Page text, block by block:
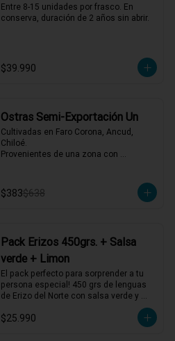
Entre 8-15 unidades por frasco. En
conserva, duración de 2 años sin abrir.
$39.990
Ostras Semi-Exportación Un
Cultivadas en Faro Corona, Ancud,
Chiloé.
Provenientes de una zona con
Se reciben vivas semanalmente y se
abren al momento del servicio.
$383$638
Pack Erizos 450grs. + Salsa
verde + Limon
El pack perfecto para sorprender a tu
persona especial! 450 grs de lenguas
de Erizo del Norte con salsa verde y
$25.990